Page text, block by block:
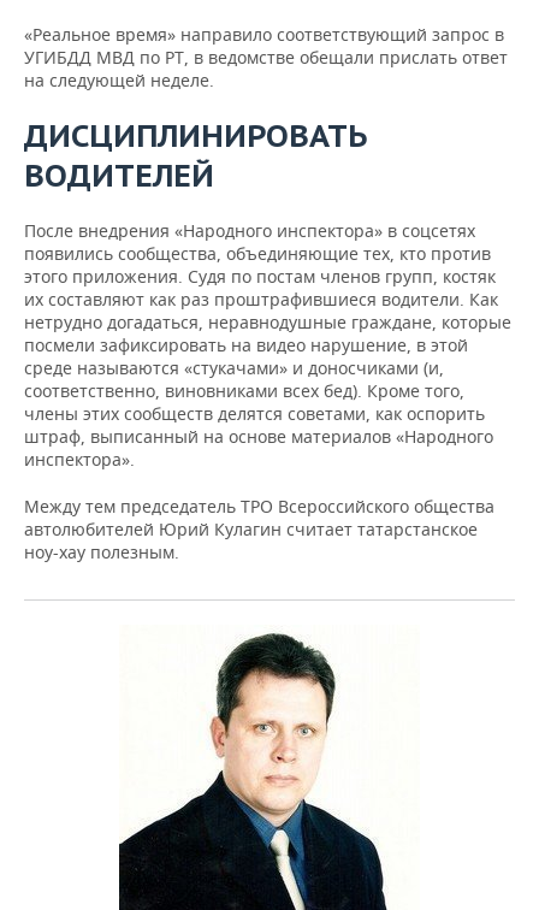
«Реальное время» направило соответствующий запрос в
УГИБДД МВД по РТ, в ведомстве обещали прислать ответ
на следующей неделе.
ДИСЦИПЛИНИРОВАТЬ
ВОДИТЕЛЕЙ
После внедрения «Народного инспектора» в соцсетях
появились сообщества, объединяющие тех, кто против
этого приложения. Судя по постам членов групп, костяк
их составляют как раз проштрафившиеся водители. Как
нетрудно догадаться, неравнодушные граждане, которые
посмели зафиксировать на видео нарушение, в этой
среде называются «стукачами» и доносчиками (и,
соответственно, виновниками всех бед). Кроме того,
члены этих сообществ делятся советами, как оспорить
штраф, выписанный на основе материалов «Народного
инспектора».
Между тем председатель ТРО Всероссийского общества
автолюбителей Юрий Кулагин считает татарстанское
ноу-хау полезным.